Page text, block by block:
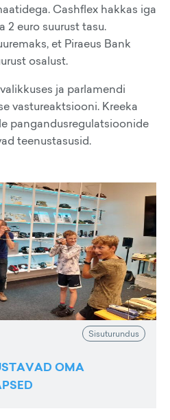
Cashflex hakkas iga
2 euro suurust tasu.
et Piraeus Bank
osalust.
ja parlamendi
vastureaktsiooni. Kreeka
pangandusregulatsioonide
teenustasusid.
Sisuturundus
OMA